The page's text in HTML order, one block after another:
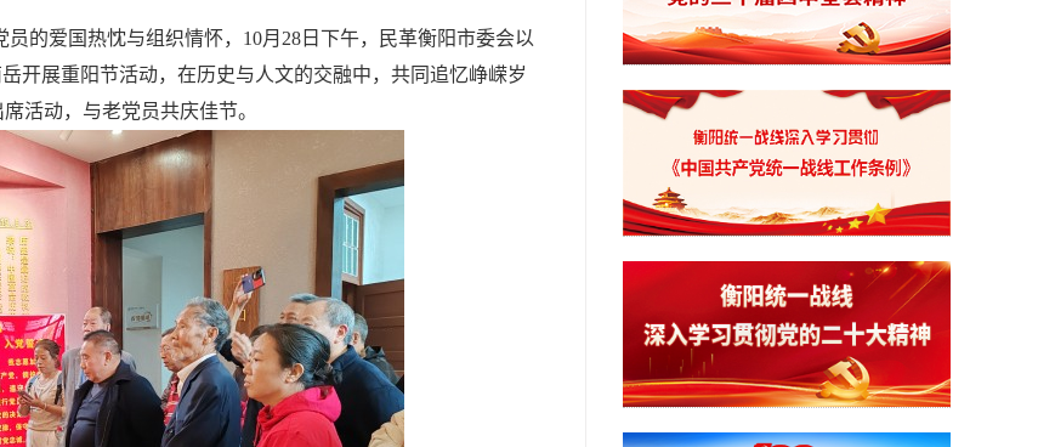
的爱国热忱与组织情怀，10月28日下午，民革衡阳市委会以
开展重阳节活动，在历史与人文的交融中，共同追忆峥嵘岁
活动，与老党员共庆佳节。